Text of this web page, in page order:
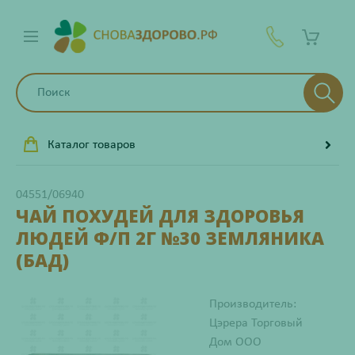
Каталог товаров
04551/06940
ЧАЙ ПОХУДЕЙ ДЛЯ ЗДОРОВЬЯ
ЛЮДЕЙ Ф/П 2Г №30 ЗЕМЛЯНИКА
(БАД)
Производитель:
Цэрера Торговый
Дом ООО